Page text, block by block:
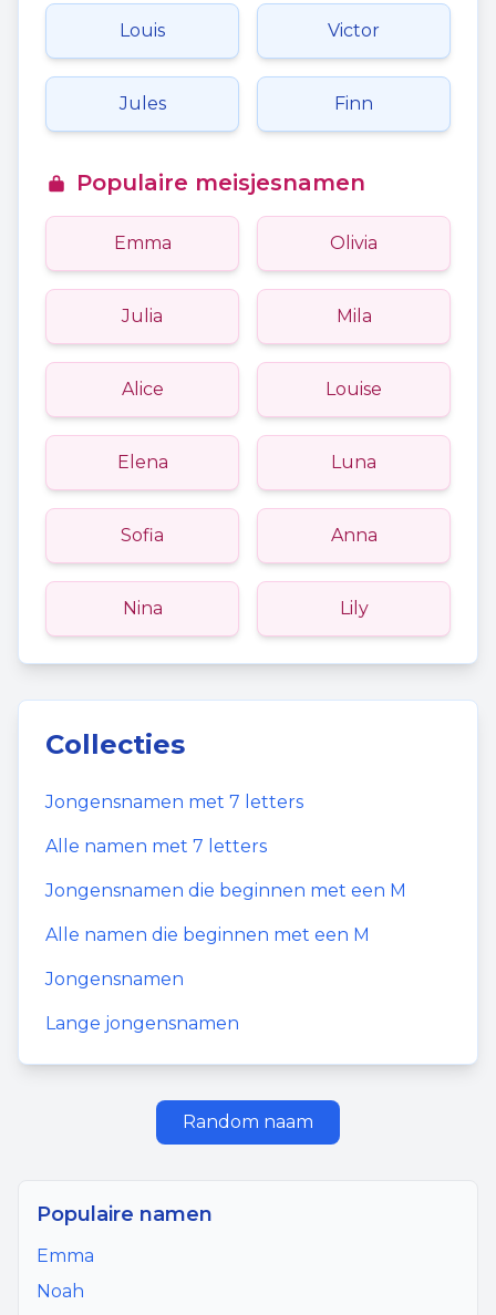
Louis Victor
Jules Finn
Populaire meisjesnamen
Emma Olivia
Julia Mila
Alice Louise
Elena Luna
Sofia Anna
Nina Lily
Collecties
Jongensnamen met 7 letters
Alle namen met 7 letters
Jongensnamen die beginnen met een M
Alle namen die beginnen met een M
Jongensnamen
Lange jongensnamen
Random naam
Populaire namen
Emma
Noah